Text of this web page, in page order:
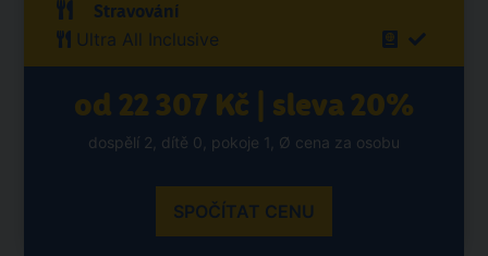
Stravování
Ultra All Inclusive
od 22 307 Kč | sleva 20%
dospělí 2, dítě 0, pokoje 1, Ø cena za osobu
SPOČÍTAT CENU